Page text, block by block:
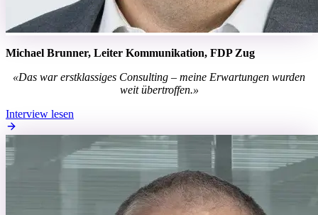
Michael Brunner, Leiter Kommunikation, FDP Zug
«Das war erstklassiges Consulting – meine Erwartungen wurden
weit übertroffen.»
Interview lesen